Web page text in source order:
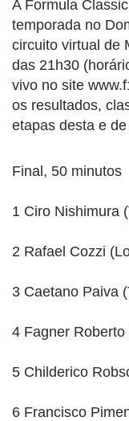
A Formula
temporada no
circuito virtual de
das 21h30
vivo no site
os resultados,
etapas desta e
Final, 50 minutos
1 Ciro Nishimura
2 Rafael Cozzi
3 Caetano Paiva
4 Fagner
5 Childerico
6 Francisco